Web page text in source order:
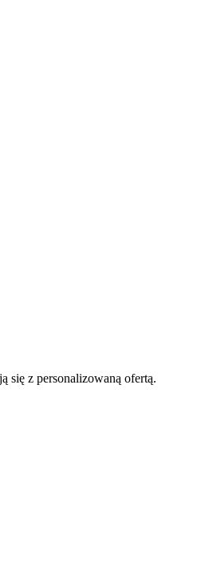
się z personalizowaną ofertą.